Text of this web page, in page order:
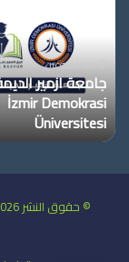
الديمقراطية
–
İzmir
Demokrasi
Üniversitesi
منذ أسبوعين
جامعة ازمير
İzmir Demokrasi
Üniversitesi